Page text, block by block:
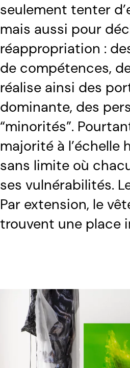
seulement tenter
mais aussi pour
réappropriation :
de compétences,
réalise ainsi des
dominante, des
“minorités”.
majorité à l’échelle
sans limite où
ses vulnérabilités.
Par extension, le
trouvent une place